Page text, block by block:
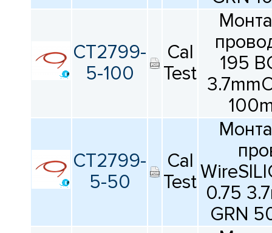
CT2799-
5-100
Cal
Test
195
CT2799-
5-50
Cal
Test 0.75
GRN